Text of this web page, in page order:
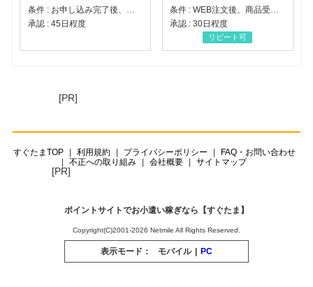
承認 : 45日程度
承認 : 30日程度
リピート可
[PR]
すぐたまTOP 利用規約 プライバシーポリシー
FAQ・お問い合わせ
不正への取り組み
会社概要 サイトマップ
[PR]
ポイントサイトでお小遣い稼ぎなら【すぐたま】
Copyright(C)2001-2026 Netmile All Rights Reserved.
表示モード： モバイル | PC